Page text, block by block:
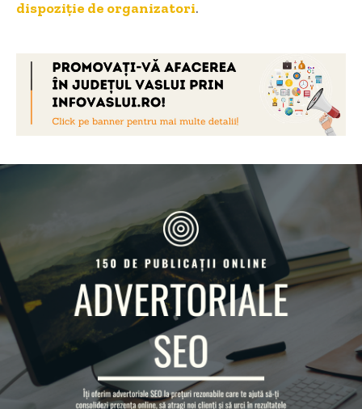
dispoziție de organizatori.